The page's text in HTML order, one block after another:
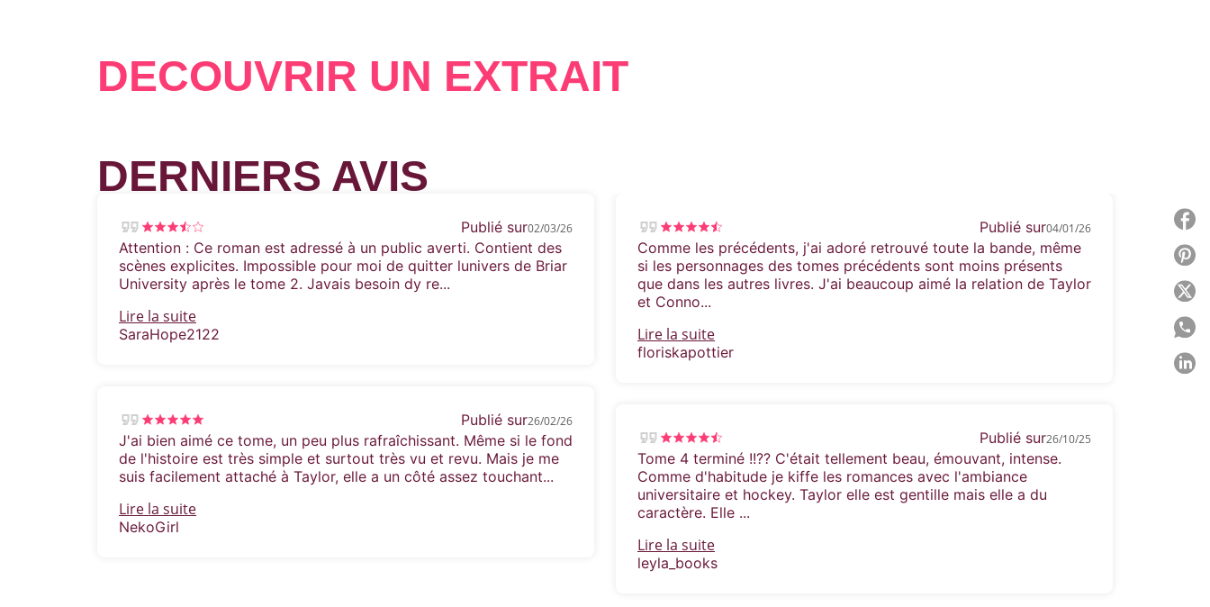
explose à la figure de Taylor…
DÉCOUVRIR UN EXTRAIT
DERNIERS AVIS
Publié sur02/03/26
Attention : Ce roman est adressé à un public averti. Contient des
scènes explicites. Impossible pour moi de quitter lunivers de Briar
University après le tome 2. Javais besoin dy re...
Lire la suite
SaraHope2122
Publié sur26/02/26
J'ai bien aimé ce tome, un peu plus rafraîchissant. Même si le fond
de l'histoire est très simple et surtout très vu et revu. Mais je me
suis facilement attaché à Taylor, elle a un côté assez touchant...
Lire la suite
NekoGirl
Publié sur04/01/26
Comme les précédents, j'ai adoré retrouvé toute la bande, même
si les personnages des tomes précédents sont moins présents
que dans les autres livres. J'ai beaucoup aimé la relation de Taylor
et Conno...
Lire la suite
floriskapottier
Publié sur26/10/25
Tome 4 terminé !!?? C'était tellement beau, émouvant, intense.
Comme d'habitude je kiffe les romances avec l'ambiance
universitaire et hockey. Taylor elle est gentille mais elle a du
caractère. Elle ...
Lire la suite
leyla_books